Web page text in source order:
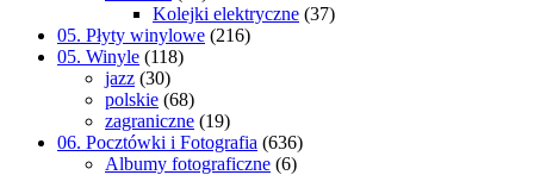
Kolejki elektryczne (37)
05. Płyty winylowe (216)
05. Winyle (118)
jazz (30)
polskie (68)
zagraniczne (19)
06. Pocztówki i Fotografia (636)
Albumy fotograficzne (6)